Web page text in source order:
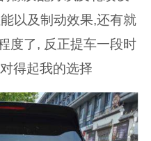
以及制动效果,还有就
度了, 反正提车一段时
得起我的选择